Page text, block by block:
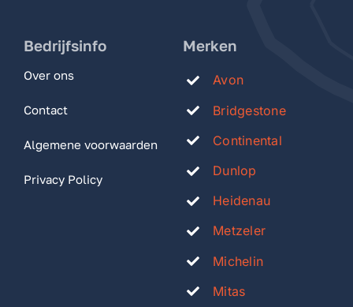
Bedrijfsinfo
Over ons
Contact
Algemene voorwaarden
Privacy Policy
Merken
Avon
Bridgestone
Continental
Dunlop
Heidenau
Metzeler
Michelin
Mitas